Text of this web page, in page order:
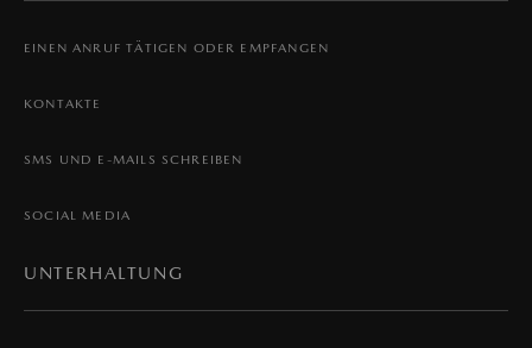
EINEN ANRUF TÄTIGEN ODER EMPFANGEN
KONTAKTE
SMS UND E-MAILS SCHREIBEN
SOCIAL MEDIA
UNTERHALTUNG